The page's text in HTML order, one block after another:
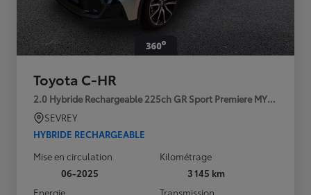
Toyota C-HR
2.0 Hybride Rechargeable 225ch GR Sport Premiere MY25
SEVREY
HYBRIDE RECHARGEABLE
Mise en circulation
06-2025
Kilométrage
3 145 km
Energie
Transmission